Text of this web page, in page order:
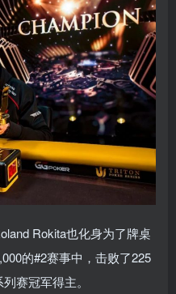
Rokita也化身为了牌桌
的#2赛事中，击败了225
赛冠军得主。